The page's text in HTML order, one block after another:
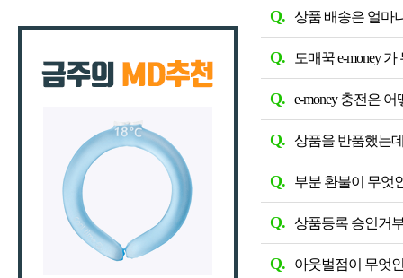
Q. 상품 배송은 얼마
Q. 도매꾹 e-money
Q. e-money 충전은
Q. 상품을 반품했는
Q. 부분 환불이 무엇
Q. 상품등록 승인거
Q. 아웃벌점이 무엇